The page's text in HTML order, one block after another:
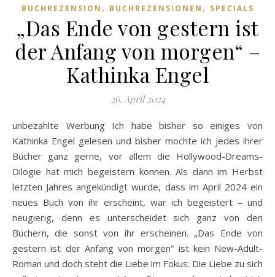
BUCHREZENSION , BUCHREZENSIONEN , SPECIALS
„Das Ende von gestern ist
der Anfang von morgen“ –
Kathinka Engel
26. April 2024
unbezahlte Werbung Ich habe bisher so einiges von
Kathinka Engel gelesen und bisher mochte ich jedes ihrer
Bücher ganz gerne, vor allem die Hollywood-Dreams-
Dilogie hat mich begeistern können. Als dann im Herbst
letzten Jahres angekündigt wurde, dass im April 2024 ein
neues Buch von ihr erscheint, war ich begeistert – und
neugierig, denn es unterscheidet sich ganz von den
Büchern, die sonst von ihr erscheinen. „Das Ende von
gestern ist der Anfang von morgen“ ist kein New-Adult-
Roman und doch steht die Liebe im Fokus: Die Liebe zu sich